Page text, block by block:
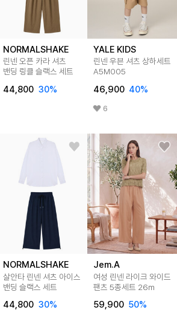
NORMALSHAKE
린넨 오픈 카라 셔츠
밴딩 링클 슬랙스 세트
44,800 30%
YALE KIDS
린넨 우븐 셔츠 상하세트
A5M005
46,900 40%
6
NORMALSHAKE
살안타 린넨 셔츠 아이스
밴딩 슬랙스 세트
44,800 30%
Jem.A
여성 린넨 라이크 와이드
팬츠 5종세트 26m
59,900 50%